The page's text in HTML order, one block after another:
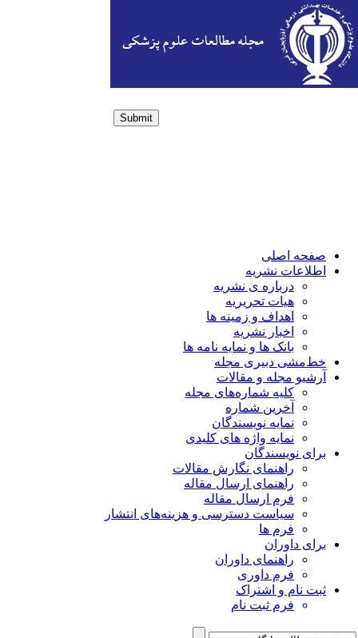
Submit
صفحه اصلی
اطلاعات نشریه
درباره ی نشریه
هیات تحریریه
اهداف و زمینه ها
اخبار نشریه
بانک ها و نمایه نامه ها
خط‌مشی دبیری مجله
آرشیو مجله و مقالات
کلیه شماره‌های مجله
آخرین شماره
نمایه نویسندگان
نمایه واژه های کلیدی
برای نویسندگان
راهنمای نگارش مقالات
راهنمای ارسال مقاله
فرم ارسال مقاله
سیاست دسترسی و هزینه‌های انتشار
فرم ها
برای داوران
راهنمای داوران
فرم داوری
ثبت نام و اشتراک
فرم ثبت نام